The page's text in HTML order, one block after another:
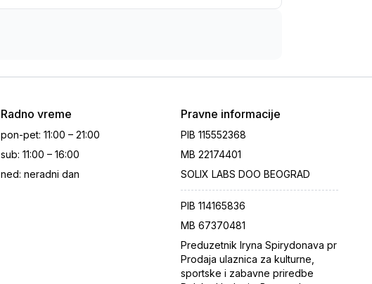
Radno vreme
pon-pet: 11:00 – 21:00
sub: 11:00 – 16:00
ned: neradni dan
Pravne informacije
PIB 115552368
MB 22174401
SOLIX LABS DOO BEOGRAD
PIB 114165836
MB 67370481
Preduzetnik Iryna Spirydonava pr
Prodaja ulaznica za kulturne,
sportske i zabavne priredbe